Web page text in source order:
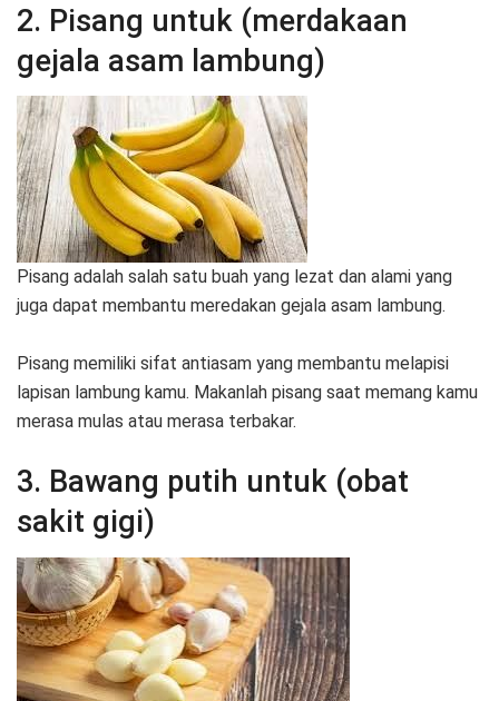
2. Pisang untuk (merdakaan
gejala asam lambung)
Pisang adalah salah satu buah yang lezat dan alami yang
juga dapat membantu meredakan gejala asam lambung.
Pisang memiliki sifat antiasam yang membantu melapisi
lapisan lambung kamu. Makanlah pisang saat memang kamu
merasa mulas atau merasa terbakar.
3. Bawang putih untuk (obat
sakit gigi)